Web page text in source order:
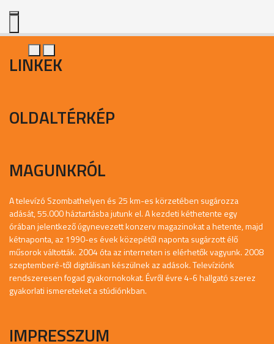
LINKEK
OLDALTÉRKÉP
MAGUNKRÓL
A televízó Szombathelyen és 25 km-es körzetében sugározza
adását, 55.000 háztartásba jutunk el. A kezdeti kéthetente egy
órában jelentkező úgynevezett konzerv magazinokat a hetente, majd
kétnaponta, az 1990-es évek közepétől naponta sugárzott élő
műsorok váltották. 2004 óta az interneten is elérhetők vagyunk. 2008
szeptemberé-től digitálisan készülnek az adások. Televíziónk
rendszeresen fogad gyakornokokat. Évről évre 4-6 hallgató szerez
gyakorlati ismereteket a stúdiónkban.
IMPRESSZUM